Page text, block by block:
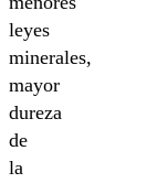
leyes
minerales,
mayor
dureza
de
la